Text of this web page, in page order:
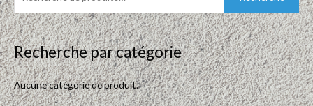
e
c
h
e
r
c
Recherche par catégorie
Aucune catégorie de produit.